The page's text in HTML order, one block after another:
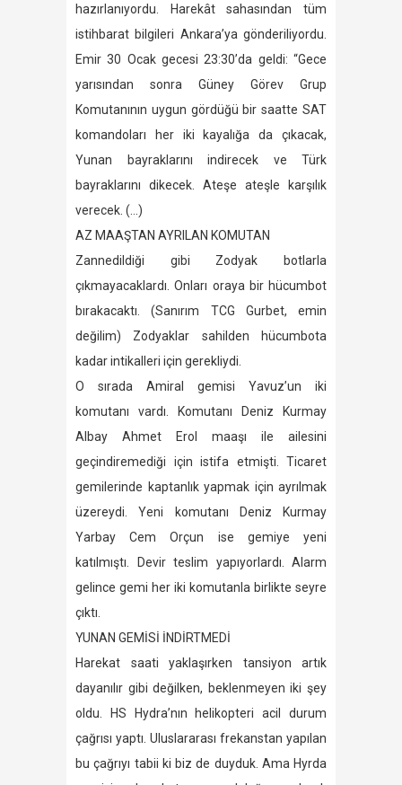
hazırlanıyordu. Harekât sahasından tüm
istihbarat bilgileri Ankara’ya gönderiliyordu.
Emir 30 Ocak gecesi 23:30’da geldi: “Gece
yarısından sonra Güney Görev Grup
Komutanının uygun gördüğü bir saatte SAT
komandoları her iki kayalığa da çıkacak,
Yunan bayraklarını indirecek ve Türk
bayraklarını dikecek. Ateşe ateşle karşılık
verecek. (…)
AZ MAAŞTAN AYRILAN KOMUTAN
Zannedildiği gibi Zodyak botlarla
çıkmayacaklardı. Onları oraya bir hücumbot
bırakacaktı. (Sanırım TCG Gurbet, emin
değilim) Zodyaklar sahilden hücumbota
kadar intikalleri için gerekliydi.
O sırada Amiral gemisi Yavuz’un iki
komutanı vardı. Komutanı Deniz Kurmay
Albay Ahmet Erol maaşı ile ailesini
geçindiremediği için istifa etmişti. Ticaret
gemilerinde kaptanlık yapmak için ayrılmak
üzereydi. Yeni komutanı Deniz Kurmay
Yarbay Cem Orçun ise gemiye yeni
katılmıştı. Devir teslim yapıyorlardı. Alarm
gelince gemi her iki komutanla birlikte seyre
çıktı.
YUNAN GEMİSİ İNDİRTMEDİ
Harekat saati yaklaşırken tansiyon artık
dayanılır gibi değilken, beklenmeyen iki şey
oldu. HS Hydra’nın helikopteri acil durum
çağrısı yaptı. Uluslararası frekanstan yapılan
bu çağrıyı tabii ki biz de duyduk. Ama Hyrda